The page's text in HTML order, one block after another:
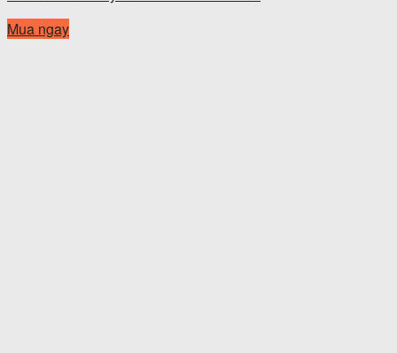
Mua ngay